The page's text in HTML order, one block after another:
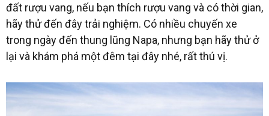
đất rượu vang, nếu bạn thích rượu vang và có thời gian,
hãy thử đến đây trải nghiệm. Có nhiều chuyến xe
trong ngày đến thung lũng Napa, nhưng bạn hãy thử ở
lại và khám phá một đêm tại đây nhé, rất thú vị.